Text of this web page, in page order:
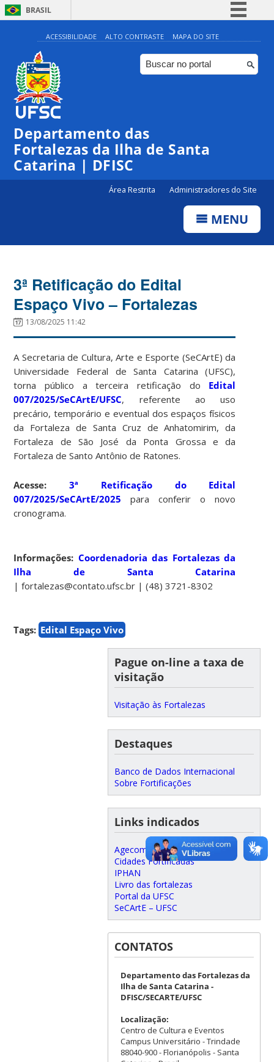
BRASIL
Simplifique!
Comunica BR
Participe
ACESSIBILIDADE ALTO CONTRASTE MAPA DO SITE
Departamento das
Fortalezas da Ilha de Santa
Catarina | DFISC
Área Restrita Administradores do Site
MENU
3ª Retificação do Edital
Espaço Vivo – Fortalezas
13/08/2025 11:42
A Secretaria de Cultura, Arte e Esporte (SeCArtE) da
Universidade Federal de Santa Catarina (UFSC),
torna público a terceira retificação
do Edital
007/2025/SeCArtE/UFSC, referente ao uso
precário, temporário e eventual dos espaços físicos
da Fortaleza de Santa Cruz de Anhatomirim, da
Fortaleza de São José da Ponta Grossa e da
Fortaleza de Santo Antônio de Ratones.
Acesse:
3ª Retificação do Edital
007/2025/SeCArtE/2025 para conferir o novo
cronograma.
Informações: Coordenadoria das Fortalezas da
Ilha de Santa Catarina
| fortalezas@contato.ufsc.br | (48) 3721-8302
Tags: Edital Espaço Vivo
Pague on-line a taxa de
visitação
Visitação às Fortalezas
Destaques
Banco de Dados Internacional
Sobre Fortificações
Links indicados
Agecom – UFSC
Cidades Fortificadas
IPHAN
Livro das fortalezas
Portal da UFSC
SeCArtE – UFSC
CONTATOS
Departamento das Fortalezas da
Ilha de Santa Catarina -
DFISC/SECARTE/UFSC
Localização:
Centro de Cultura e Eventos
Campus Universitário - Trindade
88040-900 - Florianópolis - Santa